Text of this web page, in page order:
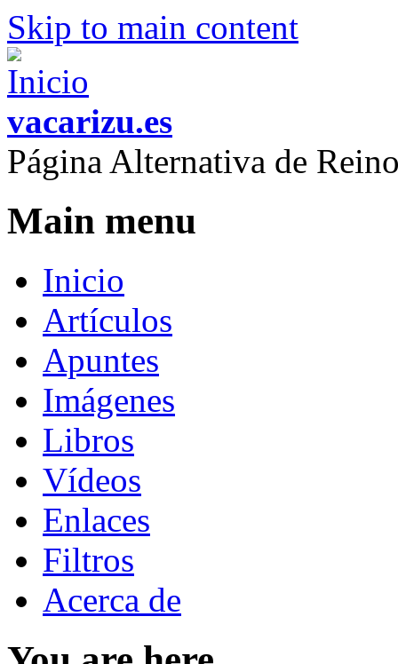
Skip to main content
vacarizu.es
Página Alternativa de
Main menu
Inicio
Artículos
Apuntes
Imágenes
Libros
Vídeos
Enlaces
Filtros
Acerca de